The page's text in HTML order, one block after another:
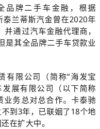
品牌二手车金融，根据
泰兰蒂斯汽金曾在2020年
通过汽车金融代理商，
是其全品牌二手车贷款业
有限公司（简称“海发宝
展有限公司（以下简称
业务总对总合作。卡泰驰
到3年，已联姻了18个地
在扩大中。